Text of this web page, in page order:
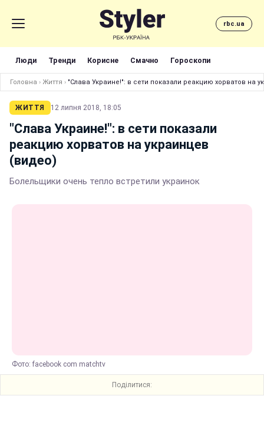
rbc.ua
Люди Тренди Корисне Смачно Гороскопи
Головна › Життя › "Слава Украине!": в сети показали реакцию хорватов на
ЖИТТЯ 12 липня 2018, 18:05
"Слава Украине!": в сети показали
реакцию хорватов на украинцев
(видео)
Болельщики очень тепло встретили украинок
Фото: facebook com matchtv
Поділитися: